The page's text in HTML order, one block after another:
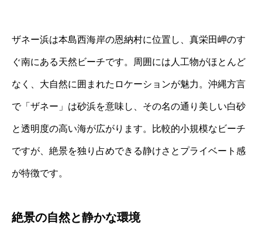
ザネー浜は本島西海岸の恩納村に位置し、真栄田岬のす
ぐ南にある天然ビーチです。周囲には人工物がほとんど
なく、大自然に囲まれたロケーションが魅力。沖縄方言
で「ザネー」は砂浜を意味し、その名の通り美しい白砂
と透明度の高い海が広がります。比較的小規模なビーチ
ですが、絶景を独り占めできる静けさとプライベート感
が特徴です。
絶景の自然と静かな環境